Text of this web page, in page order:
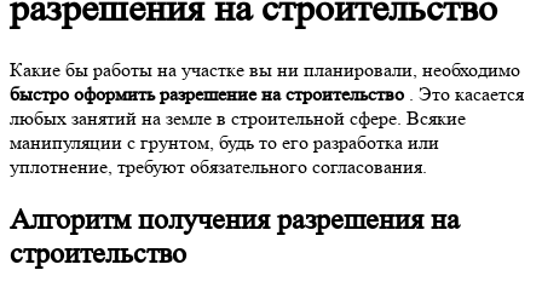
разрешения на строительство
Какие бы работы на участке вы ни планировали, необходимо
быстро оформить разрешение на строительство . Это касается
любых занятий на земле в строительной сфере. Всякие
манипуляции с грунтом, будь то его разработка или
уплотнение, требуют обязательного согласования.
Алгоритм получения разрешения на
строительство